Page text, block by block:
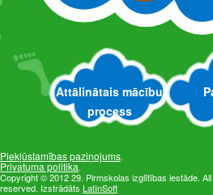
Attālinātais mācību
process
Piekļūstamības paziņojums.
Privatuma politika.
Copyright © 2012 29. Pirmskolas izglītības iestāde.
reserved. Izstrādāts LatInSoft